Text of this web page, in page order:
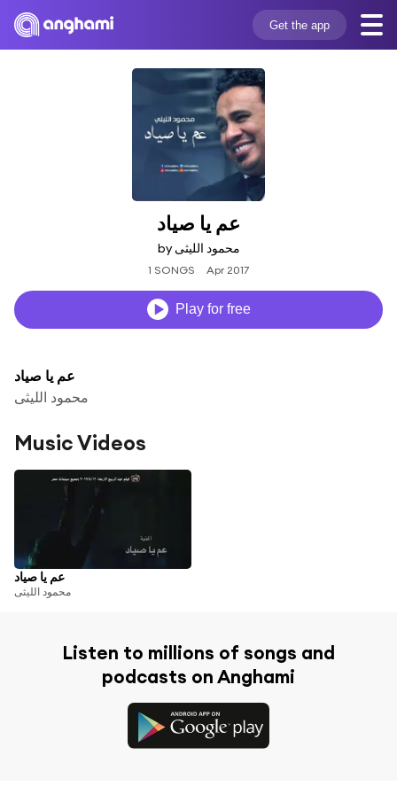
Get the app
عم يا صياد
by محمود الليثى
1 SONGS Apr 2017
Play for free
عم يا صياد
محمود الليثى
Music Videos
عم يا صياد
محمود الليثى
Listen to millions of songs and
podcasts on Anghami